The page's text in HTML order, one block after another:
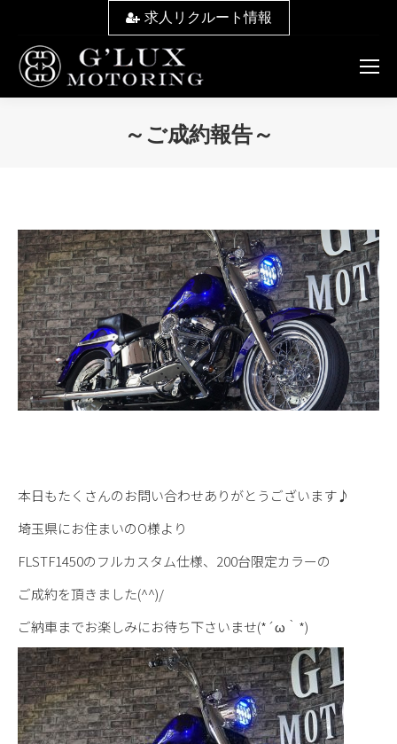
求人リクルート情報
～ご成約報告～
本日もたくさんのお問い合わせありがとうございます♪
埼玉県にお住まいのO様より
FLSTF1450のフルカスタム仕様、200台限定カラーの
ご成約を頂きました(^^)/
ご納車までお楽しみにお待ち下さいませ(*´ω｀*)